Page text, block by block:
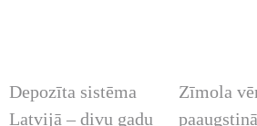
Depozīta sistēma
Latvijā – divu gadu
Zīmola